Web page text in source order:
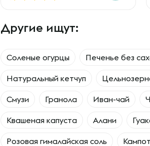
Другие ищут:
Соленые огурцы Печенье без
Натуральный кетчуп
Смузи Гранола Иван-чай
Квашеная капуста Алани
Розовая гималайская соль